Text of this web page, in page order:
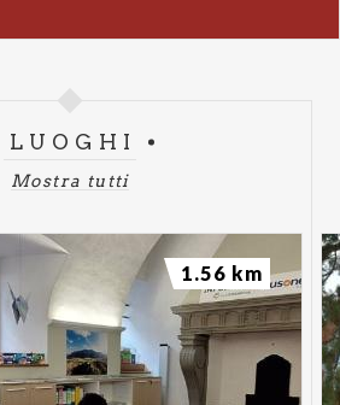
LUOGHI
Mostra tutti
1.56 km